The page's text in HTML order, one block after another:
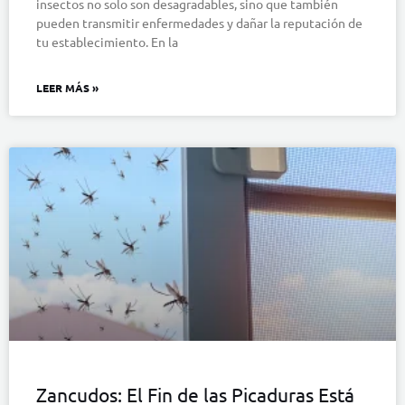
insectos no solo son desagradables, sino que también
pueden transmitir enfermedades y dañar la reputación de
tu establecimiento. En la
LEER MÁS »
Zancudos: El Fin de las Picaduras Está